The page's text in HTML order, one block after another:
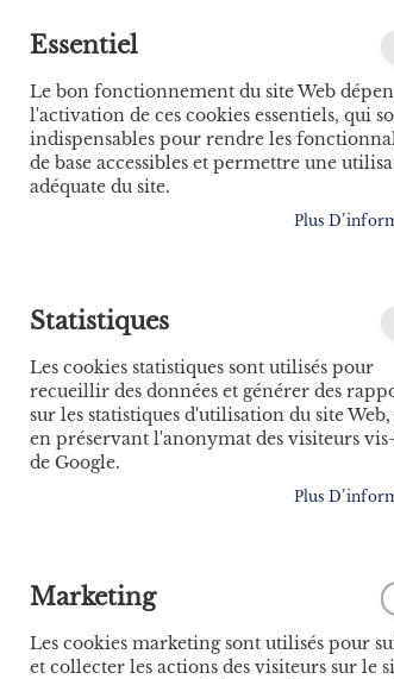
Skip
the
end
of
the
images
Essentiel
Le bon fonctionnement du site Web
l'activation de ces cookies essentiels, qui
indispensables pour rendre les
de base accessibles et permettre une
adéquate du site.
Plus
Statistiques
Les cookies statistiques sont utilisés pour
recueillir des données et générer des
sur les statistiques d'utilisation du site
en préservant l'anonymat des visiteurs
de Google.
Plus
Marketing
Les cookies marketing sont utilisés pour
et collecter les actions des visiteurs sur le